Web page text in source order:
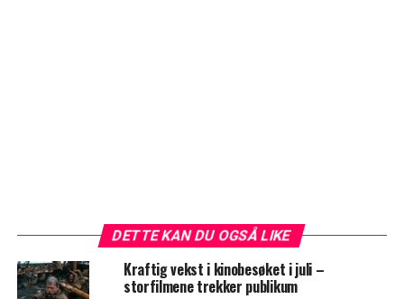
DETTE KAN DU OGSÅ LIKE
Kraftig vekst i kinobesøket i juli –
storfilmene trekker publikum